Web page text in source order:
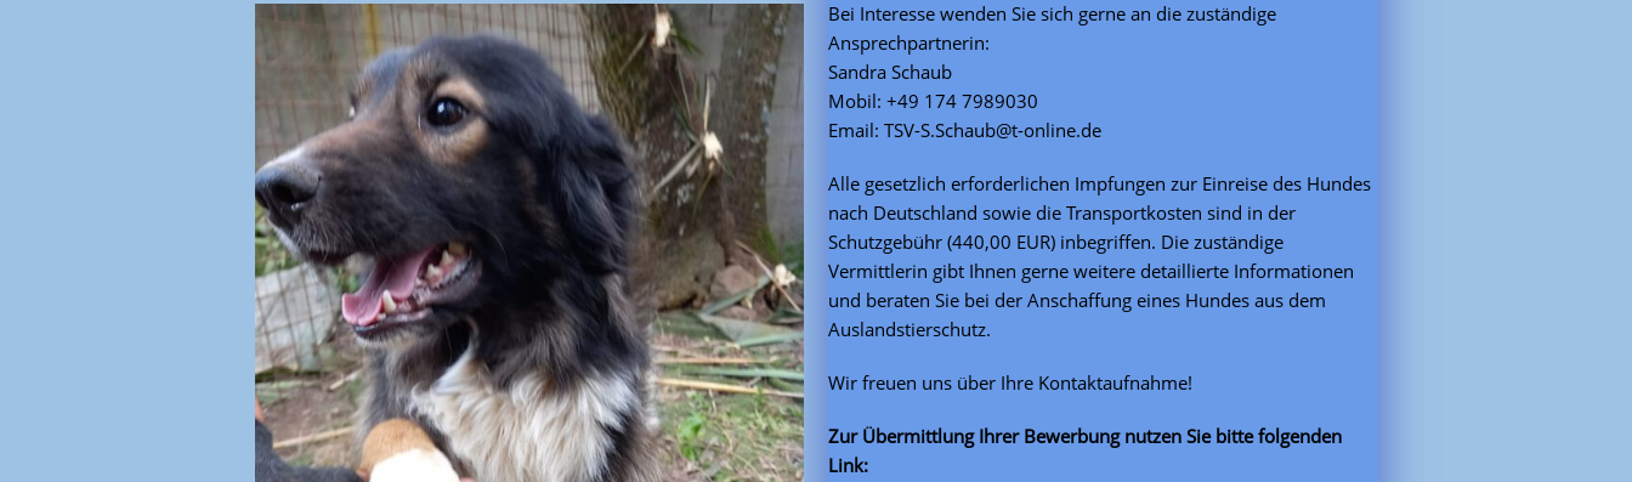
Bei Interesse wenden Sie sich gerne an die zuständige
Ansprechpartnerin:
Sandra Schaub
Mobil: +49 174 7989030
Email: TSV-S.Schaub@t-online.de
Alle gesetzlich erforderlichen Impfungen zur Einreise des Hundes
nach Deutschland sowie die Transportkosten sind in der
Schutzgebühr (440,00 EUR) inbegriffen. Die zuständige
Vermittlerin gibt Ihnen gerne weitere detaillierte Informationen
und beraten Sie bei der Anschaffung eines Hundes aus dem
Auslandstierschutz.
Wir freuen uns über Ihre Kontaktaufnahme!
Zur Übermittlung Ihrer Bewerbung nutzen Sie bitte folgenden
Link: